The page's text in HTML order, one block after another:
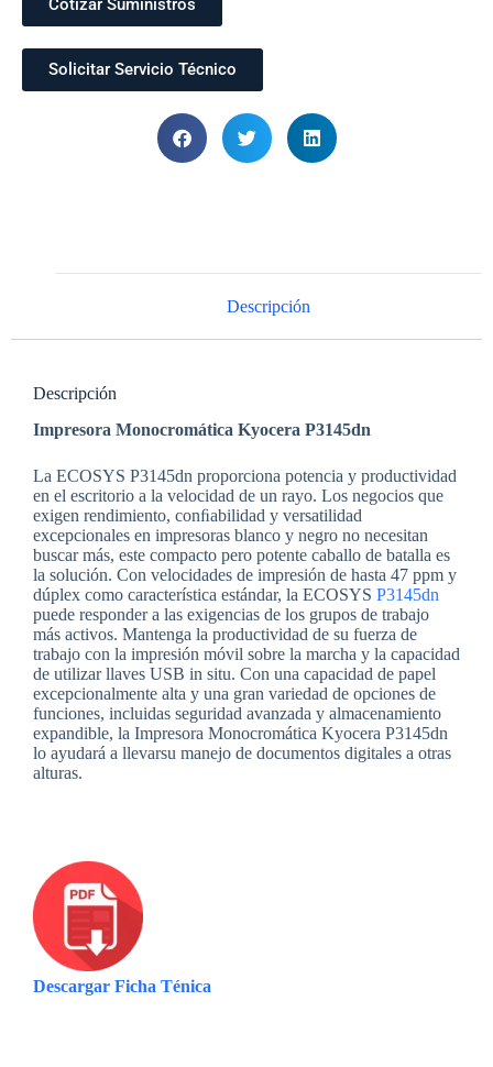
Cotizar Suministros
Solicitar Servicio Técnico
Descripción
Descripción
Impresora Monocromática Kyocera P3145dn
La ECOSYS P3145dn proporciona potencia y productividad
en el escritorio a la velocidad de un rayo. Los negocios que
exigen rendimiento, conﬁabilidad y versatilidad
excepcionales en impresoras blanco y negro no necesitan
buscar más, este compacto pero potente caballo de batalla es
la solución. Con velocidades de impresión de hasta 47 ppm y
dúplex como característica estándar, la ECOSYS P3145dn
puede responder a las exigencias de los grupos de trabajo
más activos. Mantenga la productividad de su fuerza de
trabajo con la impresión móvil sobre la marcha y la capacidad
de utilizar llaves USB in situ. Con una capacidad de papel
excepcionalmente alta y una gran variedad de opciones de
funciones, incluidas seguridad avanzada y almacenamiento
expandible, la Impresora Monocromática Kyocera P3145dn
lo ayudará a llevarsu manejo de documentos digitales a otras
alturas.
Descargar Ficha Ténica